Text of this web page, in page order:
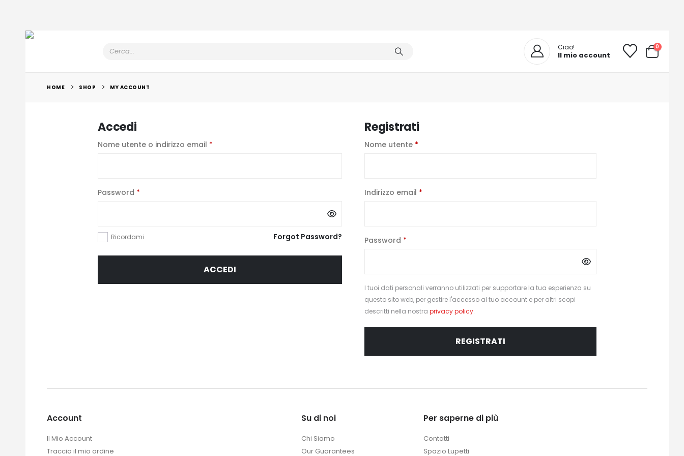
Ciao!
Il mio account
0
HOME SHOP MY ACCOUNT
Accedi
Nome utente o indirizzo email *
Password *
Ricordami Forgot Password?
ACCEDI
Registrati
Nome utente *
Indirizzo email *
Password *
I tuoi dati personali verranno utilizzati per supportare la tua esperienza su
questo sito web, per gestire l'accesso al tuo account e per altri scopi
descritti nella nostra privacy policy.
REGISTRATI
Account
Il Mio Account
Traccia il mio ordine
Su di noi
Chi Siamo
Our Guarantees
Per saperne di più
Contatti
Spazio Lupetti